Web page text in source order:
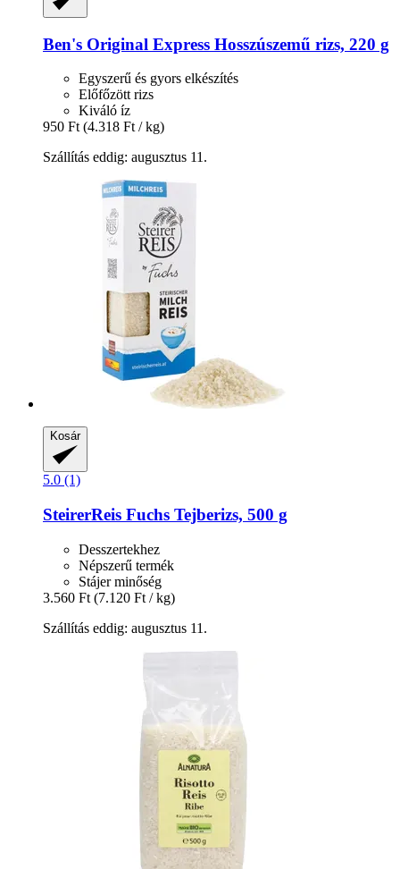
Ben's Original Express Hosszúszemű rizs, 220 g
Egyszerű és gyors elkészítés
Előfőzött rizs
Kiváló íz
950 Ft (4.318 Ft / kg)
Szállítás eddig: augusztus 11.
Kosár
5.0 (1)
SteirerReis Fuchs Tejberizs, 500 g
Desszertekhez
Népszerű termék
Stájer minőség
3.560 Ft (7.120 Ft / kg)
Szállítás eddig: augusztus 11.